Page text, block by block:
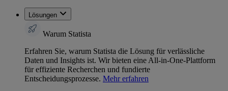
Lösungen
Warum Statista
Erfahren Sie, warum Statista die Lösung für verlässliche
Daten und Insights ist. Wir bieten eine All-in-One-Plattform
für effiziente Recherchen und fundierte
Entscheidungsprozesse. Mehr erfahren